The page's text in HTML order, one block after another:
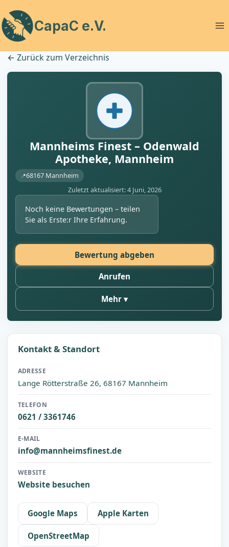
Inhalt
springen
CapaC e.V.
← Zurück zum Verzeichnis
Mannheims Finest – Odenwald
Apotheke, Mannheim
68167 Mannheim
Zuletzt aktualisiert: 4 Juni, 2026
Noch keine Bewertungen – teilen
Sie als Erste:r Ihre Erfahrung.
Bewertung abgeben
Anrufen
Mehr
Kontakt & Standort
ADRESSE
Lange Rötterstraße 26, 68167 Mannheim
TELEFON
0621 / 3361746
E-MAIL
info@mannheimsfinest.de
WEBSITE
Website besuchen
Google Maps Apple Karten
OpenStreetMap